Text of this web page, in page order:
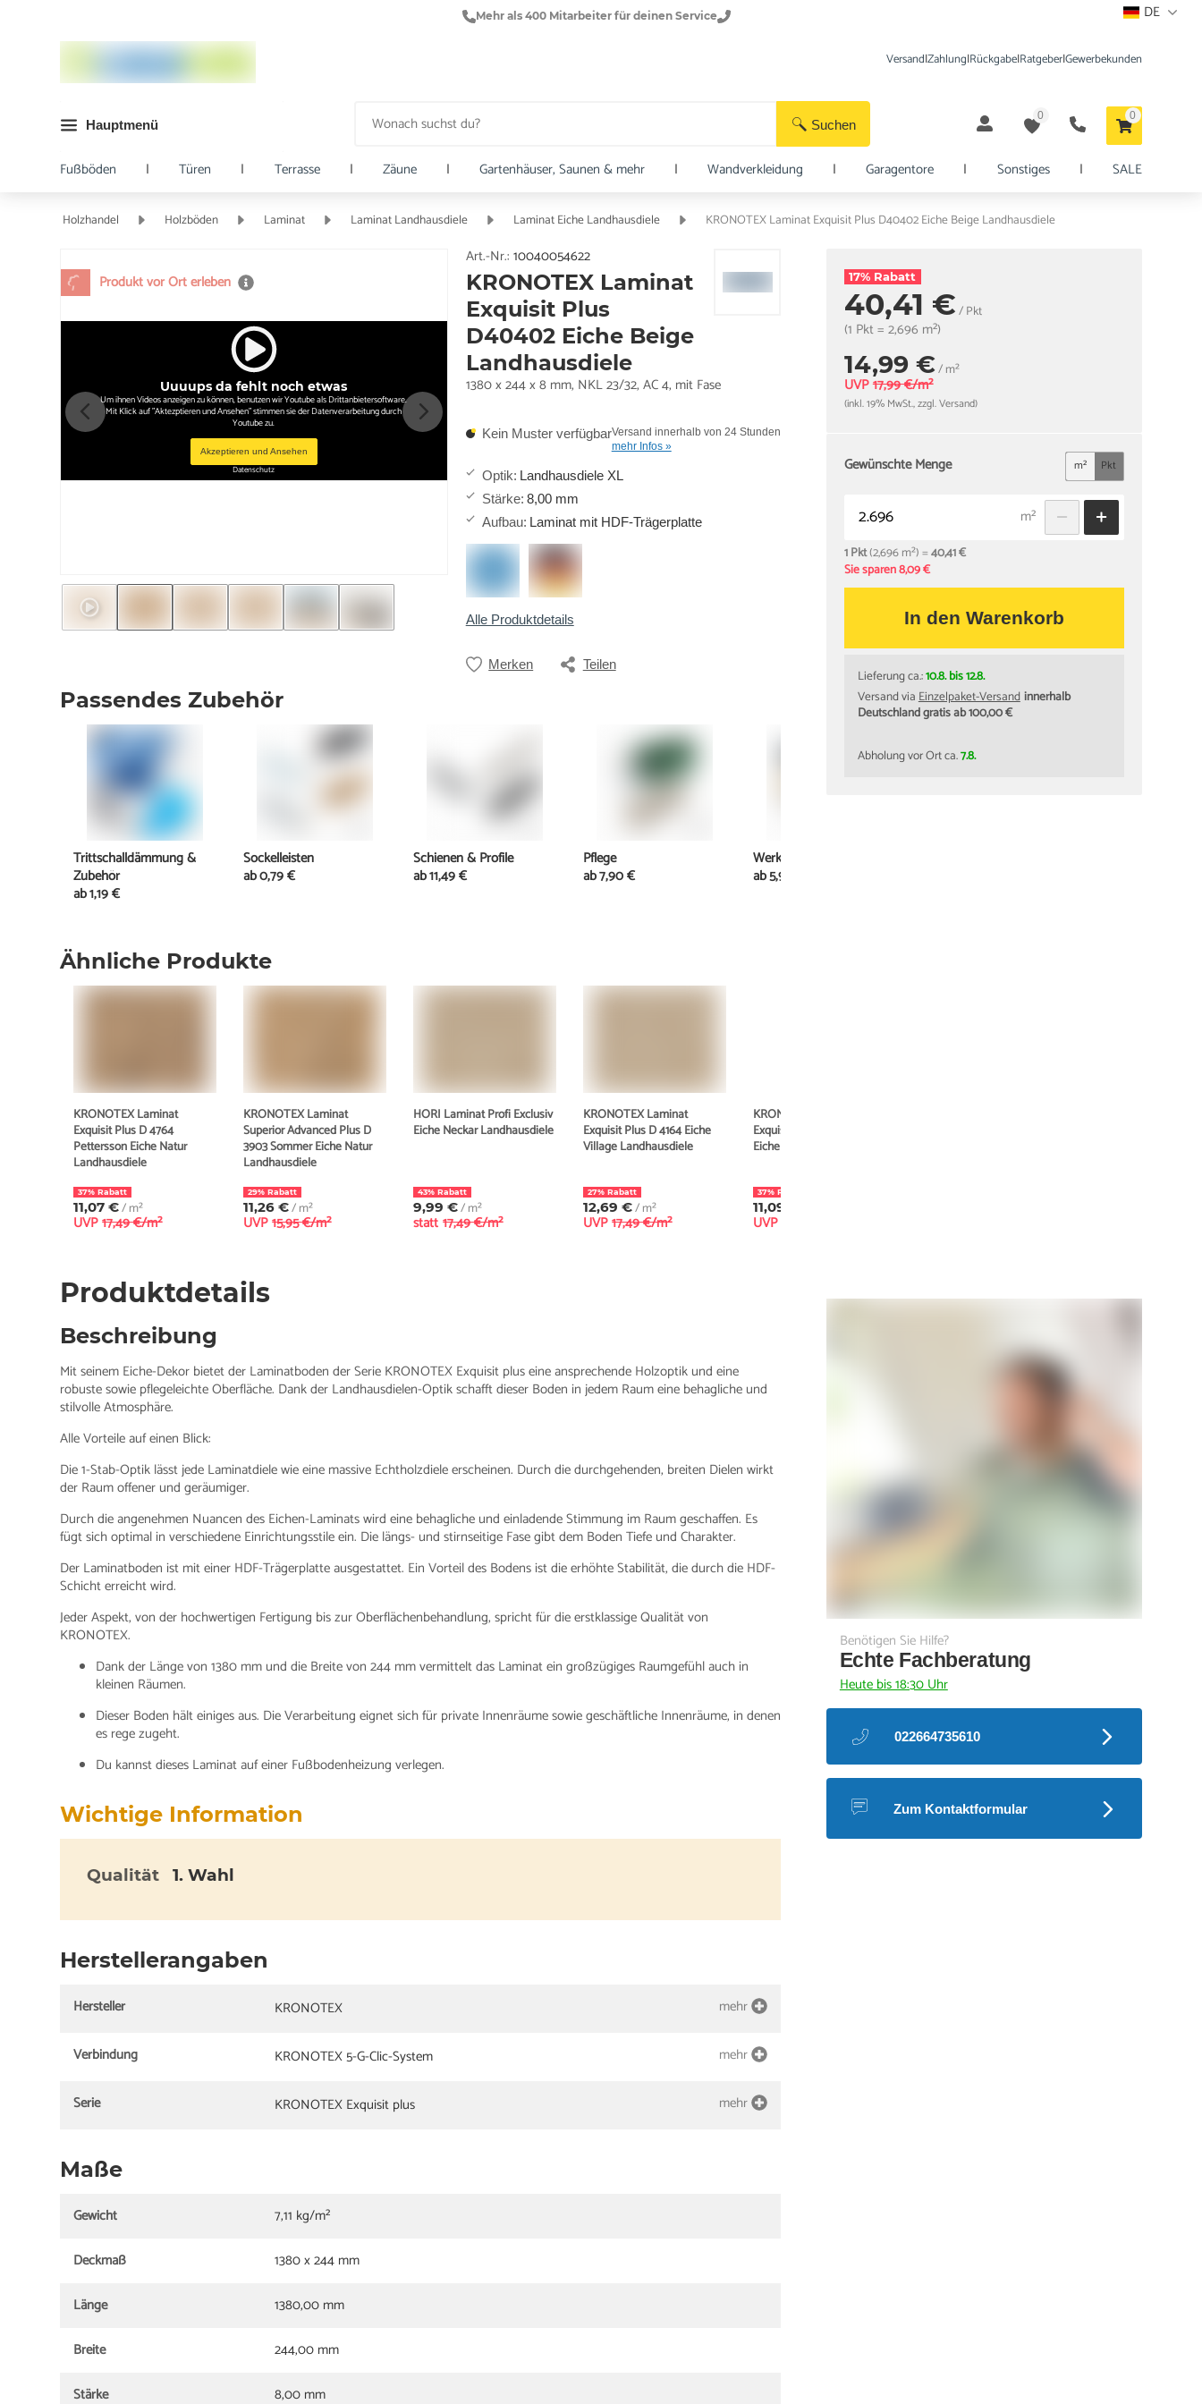
Mehr als 400 Mitarbeiter für deinen Service DE
Suchen
Versand|Zahlung|Rückgabe|Ratgeber|Gewerbekunden
Hauptmenü
0 0
Fußböden | Türen | Terrasse | Zäune | Gartenhäuser, Saunen & mehr | Wandverkleidung | Garagentore | Sonstiges | SALE
Holzhandel Holzböden Laminat Laminat Landhausdiele Laminat Eiche Landhausdiele KRONOTEX Laminat Exquisit Plus D40402 Eiche Beige Landhausdiele
Produkt vor Ort erleben
Uuuups da fehlt noch etwas
Um ihnen Videos anzeigen zu können, benutzen wir Youtube als Drittanbietersoftware.
Mit Klick auf "Aktezptieren und Ansehen" stimmen sie der Datenverarbeitung durch
Youtube zu.
Akzeptieren und Ansehen
Datenschutz
Art.-Nr.: 10040054622
KRONOTEX Laminat
Exquisit Plus
D40402 Eiche Beige
Landhausdiele
1380 x 244 x 8 mm, NKL 23/32, AC 4, mit Fase
Kein Muster verfügbarVersand innerhalb von 24 Stunden
mehr Infos »
Optik: Landhausdiele XL
Stärke: 8,00 mm
Aufbau: Laminat mit HDF-Trägerplatte
Alle Produktdetails
Merken Teilen
17% Rabatt
40,41 €/ Pkt
(1 Pkt = 2,696 m²)
14,99 €/ m²
UVP 17,99 €/m²
(inkl. 19% MwSt., zzgl. Versand)
Gewünschte Menge m² Pkt
m²
1 Pkt(2,696 m²) =40,41 €
Sie sparen 8,09 €
In den Warenkorb
Lieferung ca.:10.8. bis 12.8.
Versand viaEinzelpaket-Versandinnerhalb
Deutschland gratis ab 100,00 €
Abholung vor Ort ca.7.8.
Ähnliche Produkte
KRONOTEX Laminat
Exquisit Plus D 4764
Pettersson Eiche Natur
Landhausdiele
37% Rabatt
11,07 €/ m²
UVP 17,49 €/m²
KRONOTEX Laminat
Superior Advanced Plus D
3903 Sommer Eiche Natur
Landhausdiele
29% Rabatt
11,26 €/ m²
UVP 15,95 €/m²
HORI Laminat Profi Exclusiv
Eiche Neckar Landhausdiele
43% Rabatt
9,99 €/ m²
statt 17,49 €/m²
KRONOTEX Laminat
Exquisit Plus D 4164 Eiche
Village Landhausdiele
27% Rabatt
12,69 €/ m²
UVP 17,49 €/m²
KRONOTEX Laminat
Exquisit Plus D 4787 Gala
Eiche Weiß Landhausdiele
37% Rabatt
11,09 €
UVP
Produktdetails
Beschreibung
Mit seinem Eiche-Dekor bietet der Laminatboden der Serie KRONOTEX Exquisit plus eine ansprechende Holzoptik und eine
robuste sowie pflegeleichte Oberfläche. Dank der Landhausdielen-Optik schafft dieser Boden in jedem Raum eine behagliche und
stilvolle Atmosphäre.
Alle Vorteile auf einen Blick:
Die 1-Stab-Optik lässt jede Laminatdiele wie eine massive Echtholzdiele erscheinen. Durch die durchgehenden, breiten Dielen wirkt
der Raum offener und geräumiger.
Durch die angenehmen Nuancen des Eichen-Laminats wird eine behagliche und einladende Stimmung im Raum geschaffen. Es
fügt sich optimal in verschiedene Einrichtungsstile ein. Die längs- und stirnseitige Fase gibt dem Boden Tiefe und Charakter.
Der Laminatboden ist mit einer HDF-Trägerplatte ausgestattet. Ein Vorteil des Bodens ist die erhöhte Stabilität, die durch die HDF-
Schicht erreicht wird.
Jeder Aspekt, von der hochwertigen Fertigung bis zur Oberflächenbehandlung, spricht für die erstklassige Qualität von
KRONOTEX.
Dank der Länge von 1380 mm und die Breite von 244 mm vermittelt das Laminat ein großzügiges Raumgefühl auch in
kleinen Räumen.
Dieser Boden hält einiges aus. Die Verarbeitung eignet sich für private Innenräume sowie geschäftliche Innenräume, in denen
es rege zugeht.
Du kannst dieses Laminat auf einer Fußbodenheizung verlegen.
Wichtige Information
Qualität 1. Wahl
Herstellerangaben
Hersteller KRONOTEX mehr
Verbindung KRONOTEX 5-G-Clic-System mehr
Serie KRONOTEX Exquisit plus mehr
Maße
Gewicht
7,11 kg/m²
Deckmaß
1380 x 244 mm
Länge
1380,00 mm
Breite
244,00 mm
Stärke
8,00 mm
Passendes Zubehör
Trittschalldämmung &
Zubehör
ab1,19 €
Sockelleisten
ab0,79 €
Schienen & Profile
ab11,49 €
Pflege
ab7,90 €
Werkzeuge
ab5,95 €
Benötigen Sie Hilfe?
Echte Fachberatung
Heute bis 18:30 Uhr
022664735610
Zum Kontaktformular